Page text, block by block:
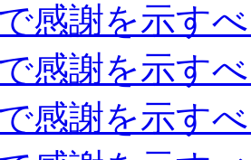
感謝を示す
感謝を示す
感謝を示す